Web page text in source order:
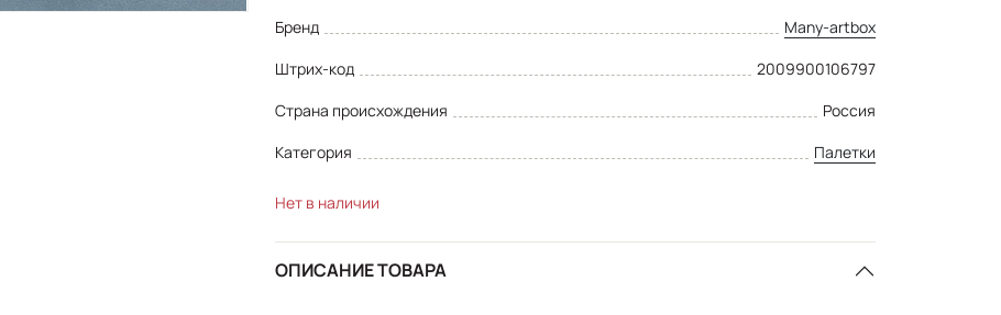
Бренд
Many-artbox
Штрих-код
2009900106797
Страна происхождения
Россия
Категория
Палетки
Нет в наличии
ОПИСАНИЕ ТОВАРА